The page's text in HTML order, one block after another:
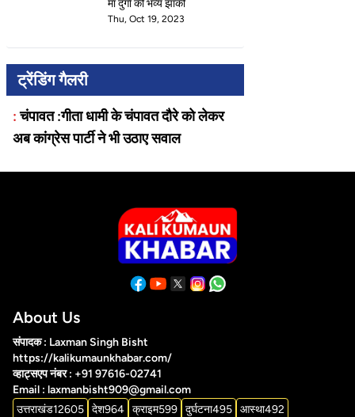
मां दुर्गा की भव्य झांकी
Thu, Oct 19, 2023
ट्रेंडिंग गैलरी
:चंपावत :गीता धामी के चंपावत दौरे को लेकर
अब कांग्रेस पार्टी ने भी उठाए सवाल
About Us
संपादक : Laxman Singh Bisht
https://kalikumaunkhabar.com/
व्हाट्सएप नंबर : +91 97616-02741
Email : laxmanbisht909@gmail.com
उत्तराखंड12605 देश964 क्राइम599 दुर्घटना495 आस्था492